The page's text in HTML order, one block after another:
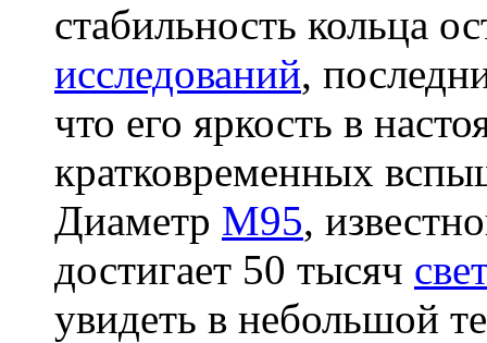
стабильность кольца
исследований,
что его яркость в
кратковременных
Диаметр M95,
достигает 50 тысяч
увидеть в небольшой